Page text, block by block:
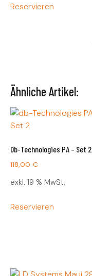
Reservieren
Ähnliche Artikel:
Db-Technologies PA – Set 2
118,00 €
exkl. 19 % MwSt.
Reservieren